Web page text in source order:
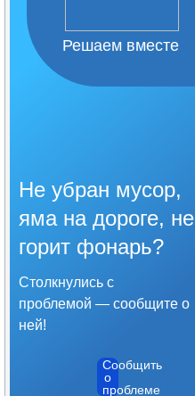
Решаем вместе
Не убран мусор,
яма на дороге, не
горит фонарь?
Столкнулись с
проблемой — сообщите о
ней!
Сообщить
о
проблеме